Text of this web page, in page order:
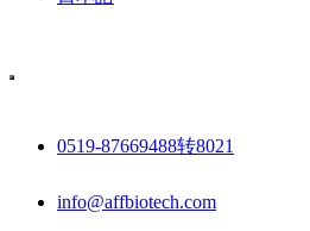
0519-87669488转8021
info@affbiotech.com